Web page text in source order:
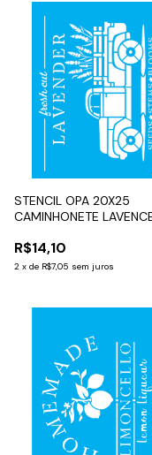
STENCIL OPA 20X25
CAMINHONETE
R$14,10
2 x de R$7,05 sem juros